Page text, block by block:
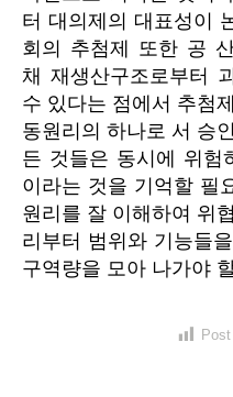
터 대의제의 대표성이
회의 추첨제 또한 공
채 재생산구조로부터
수 있다는 점에서 추첨
동원리의 하나로 서 승
든 것들은 동시에 위험
이라는 것을 기억할 필
원리를 잘 이해하여 위
리부터 범위와 기능들
구역량을 모아 나가야